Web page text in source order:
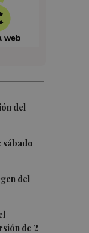
del
sábado
del
de 2